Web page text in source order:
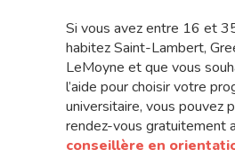
Si vous avez entre 16 et
habitez Saint-Lambert,
LeMoyne et que vous
l’aide pour choisir votre
universitaire, vous pouvez
rendez-vous gratuitement
conseillère en